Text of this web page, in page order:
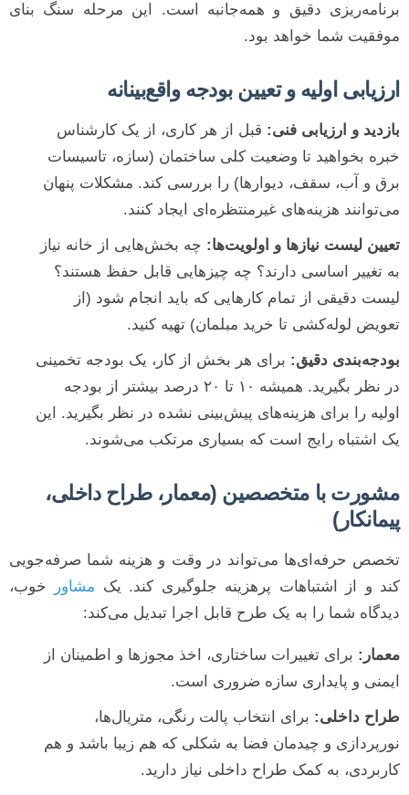
برنامه‌ریزی دقیق و همه‌جانبه است. این مرحله سنگ بنای
موفقیت شما خواهد بود.
ارزیابی اولیه و تعیین بودجه واقع‌بینانه
بازدید و ارزیابی فنی: قبل از هر کاری، از یک کارشناس
خبره بخواهید تا وضعیت کلی ساختمان (سازه، تاسیسات
برق و آب، سقف، دیوارها) را بررسی کند. مشکلات پنهان
می‌توانند هزینه‌های غیرمنتظره‌ای ایجاد کنند.
تعیین لیست نیازها و اولویت‌ها: چه بخش‌هایی از خانه نیاز
به تغییر اساسی دارند؟ چه چیزهایی قابل حفظ هستند؟
لیست دقیقی از تمام کارهایی که باید انجام شود (از
تعویض لوله‌کشی تا خرید مبلمان) تهیه کنید.
بودجه‌بندی دقیق: برای هر بخش از کار، یک بودجه تخمینی
در نظر بگیرید. همیشه ۱۰ تا ۲۰ درصد بیشتر از بودجه
اولیه را برای هزینه‌های پیش‌بینی نشده در نظر بگیرید. این
یک اشتباه رایج است که بسیاری مرتکب می‌شوند.
مشورت با متخصصین (معمار، طراح داخلی،
پیمانکار)
تخصص حرفه‌ای‌ها می‌تواند در وقت و هزینه شما صرفه‌جویی
کند و از اشتباهات پرهزینه جلوگیری کند. یک مشاور
خوب،
دیدگاه شما را به یک طرح قابل اجرا تبدیل می‌کند:
معمار: برای تغییرات ساختاری، اخذ مجوزها و اطمینان از
ایمنی و پایداری سازه ضروری است.
طراح داخلی: برای انتخاب پالت رنگی، متریال‌ها،
نورپردازی و چیدمان فضا به شکلی که هم زیبا باشد و هم
کاربردی، به کمک طراح داخلی نیاز دارید.